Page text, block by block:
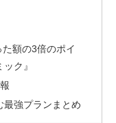
額の3倍のポイ
ク』
最強プランまとめ